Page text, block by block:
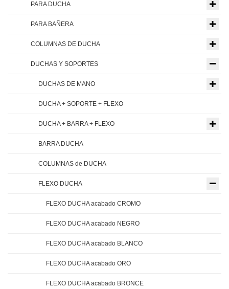
PARA DUCHA
PARA BAÑERA
COLUMNAS DE DUCHA
DUCHAS Y SOPORTES
DUCHAS DE MANO
DUCHA + SOPORTE + FLEXO
DUCHA + BARRA + FLEXO
BARRA DUCHA
COLUMNAS de DUCHA
FLEXO DUCHA
FLEXO DUCHA acabado CROMO
FLEXO DUCHA acabado NEGRO
FLEXO DUCHA acabado BLANCO
FLEXO DUCHA acabado ORO
FLEXO DUCHA acabado BRONCE